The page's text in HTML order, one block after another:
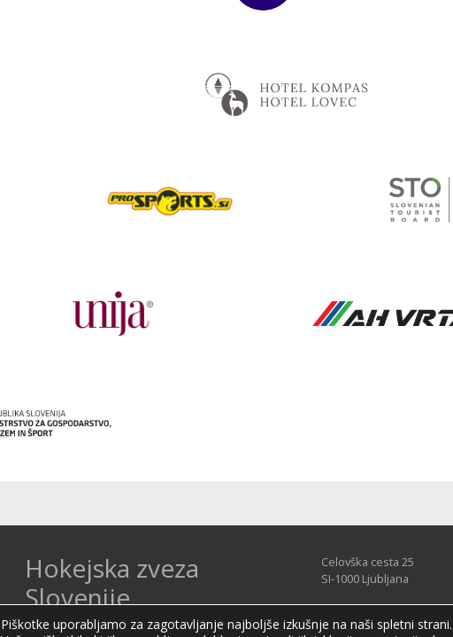
Hokejska zveza
Slovenije
Hokejska zveza Slovenije (HZS) je krovna športna
Celovška cesta 25
SI-1000 Ljubljana
Tel: +386 51 270 500
E-mail:hzs@hokejska-
Piškotke uporabljamo za zagotavljanje najboljše izkušnje na naši spletni strani.